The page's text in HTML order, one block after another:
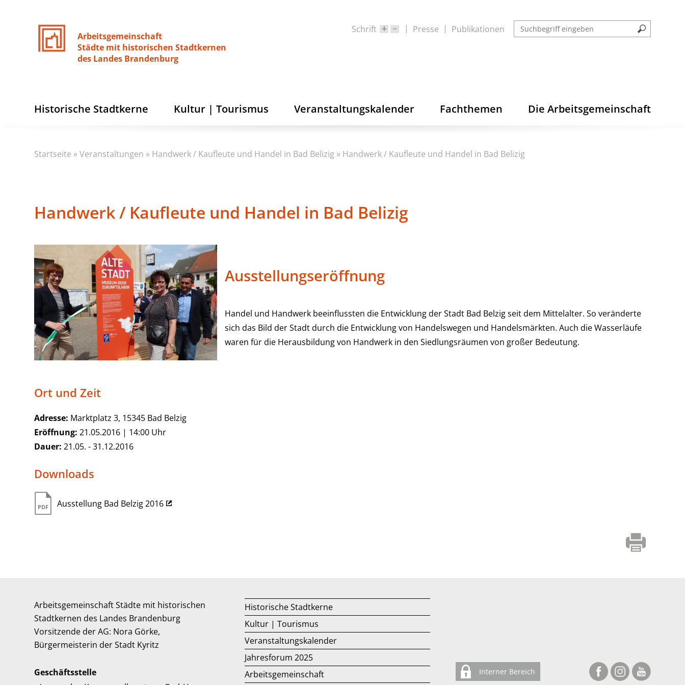
Arbeitsgemeinschaft
Städte mit historischen Stadtkernen
des Landes Brandenburg
Schrift Presse Publikationen
Historische Stadtkerne Kultur | Tourismus Veranstaltungskalender Fachthemen Die Arbeitsgemeinschaft
Startseite »Veranstaltungen » Handwerk / Kaufleute und Handel in Bad Belizig » Handwerk / Kaufleute und Handel in Bad Belizig
Handwerk / Kaufleute und Handel in Bad Belizig
Ausstellungseröffnung
Handel und Handwerk beeinflussten die Entwicklung der Stadt Bad Belzig seit dem Mittelalter. So veränderte
sich das Bild der Stadt durch die Entwicklung von Handelswegen und Handelsmärkten. Auch die Wasserläufe
waren für die Herausbildung von Handwerk in den Siedlungsräumen von großer Bedeutung.
Ort und Zeit
Adresse: Marktplatz 3, 15345 Bad Belzig
Eröffnung: 21.05.2016 | 14:00 Uhr
Dauer: 21.05. - 31.12.2016
Downloads
Ausstellung Bad Belzig 2016
Arbeitsgemeinschaft Städte mit historischen
Stadtkernen des Landes Brandenburg
Vorsitzende der AG: Nora Görke,
Bürgermeisterin der Stadt Kyritz
Geschäftsstelle
Historische Stadtkerne
Kultur | Tourismus
Veranstaltungskalender
Jahresforum 2025
Arbeitsgemeinschaft
Interner Bereich